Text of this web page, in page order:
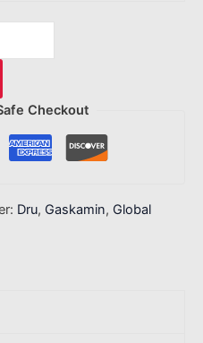
Checkout
Dru, Gaskamin, Global